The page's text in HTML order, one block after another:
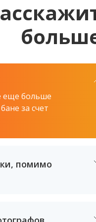
еще больше
за счет
помимо